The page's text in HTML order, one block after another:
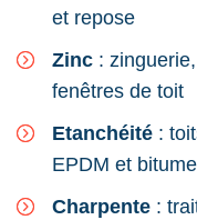
et repose
Zinc :
fenêtres de toit
Etanchéité :
EPDM et bitume
Charpente :